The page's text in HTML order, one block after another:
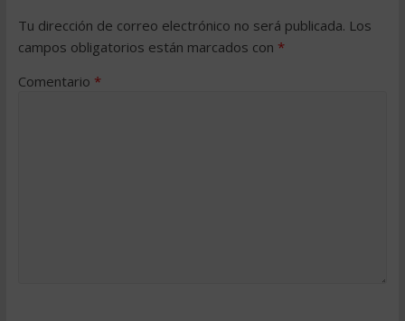
Tu dirección de correo electrónico no será publicada. Los
campos obligatorios están marcados con *
Comentario *